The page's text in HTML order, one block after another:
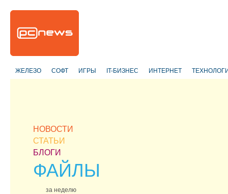
ЖЕЛЕЗО СОФТ ИГРЫ IT-БИЗНЕС ИНТЕРНЕТ
НОВОСТИ
СТАТЬИ
БЛОГИ
ФАЙЛЫ
за неделю